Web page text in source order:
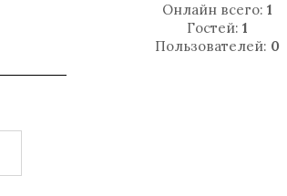
Онлайн всего: 1
Гостей: 1
Пользователей: 0